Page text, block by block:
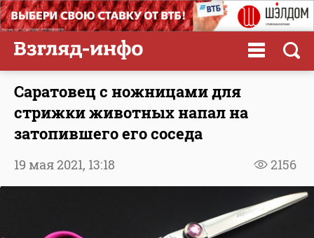
Саратовец с ножницами для
стрижки животных напал на
затопившего его соседа
2156
19 мая 2021, 13:18